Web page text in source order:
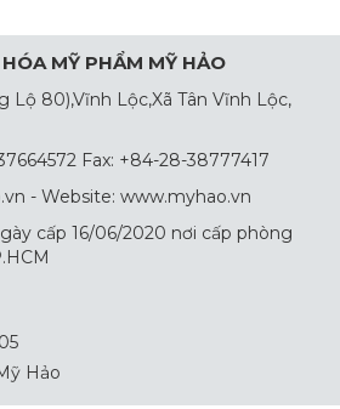
Nước Giặt Sunro
MỸ PHẨM MỸ HẢO
Lộ 80),Vĩnh Lộc,Xã Tân Vĩnh Lộc,
Fax: +84-28-38777417
- Website: www.myhao.vn
cấp 16/06/2020 nơi cấp phòng
Hảo